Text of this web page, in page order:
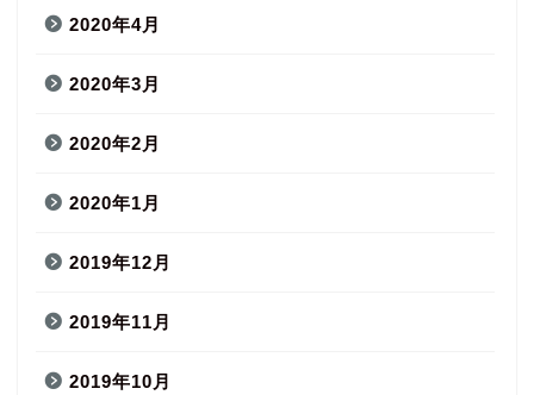
2020年4月
2020年3月
2020年2月
2020年1月
2019年12月
2019年11月
2019年10月